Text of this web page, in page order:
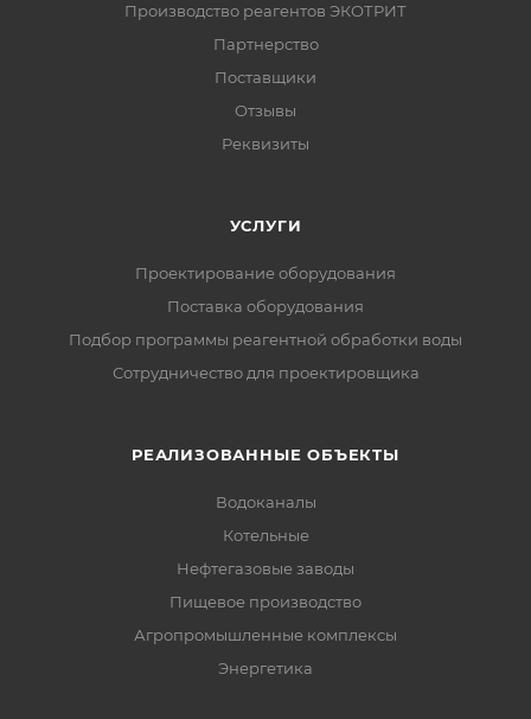
Производство реагентов ЭКОТРИТ
Партнерство
Поставщики
Отзывы
Реквизиты
УСЛУГИ
Проектирование оборудования
Поставка оборудования
Подбор программы реагентной обработки воды
Сотрудничество для проектировщика
РЕАЛИЗОВАННЫЕ ОБЪЕКТЫ
Водоканалы
Котельные
Нефтегазовые заводы
Пищевое производство
Агропромышленные комплексы
Энергетика